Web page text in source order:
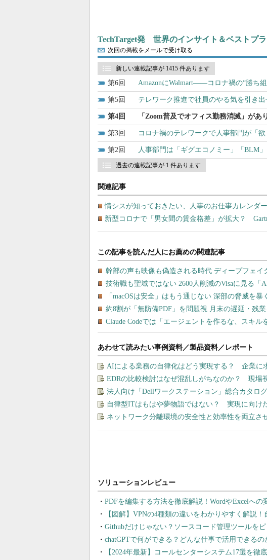
TechTarget発 世界のインサイト＆ベストプ
次回の掲載をメールで受け取る
新しい連載記事が 1415 件あります
6 AmazonにWalmart――コロナ禍の“勝ち
5 テレワーク推進で社員のやる気を引き
4 「Zoom普及でオフィス勤務消滅」があ
3 コロナ禍のテレワークで人事部門が「
2 人事部門は「ギグエコノミー」「BLM
過去の連載記事が 1 件あります
関連記事
情シスが知っておきたい、人事のお仕事カレンダー
新型コロナで「男女間の賃金格差」が拡大？
あわせて読みたい事例資料／製品資料／レポート
AIによる業務の自律化はどう実現する？ 企業に
EDRの比較検討はなぜ混乱しがちなのか？ 現場
法人向け「Dellワークステーション」総合カタログ
自律型ITはもはや夢物語ではない？ 実現に向け
ネットワーク分離環境の安全性と効率性を両立さ
PDFを編集する方法を徹底解説！WordやExcelへ
【図解】VPNの4種類の違いをわかりやすく解説
Githubだけじゃない？ソースコード管理ツールを
chatGPTで何ができる？どんな仕事で活用できるの
【2024年最新】コールセンターシステム17選を